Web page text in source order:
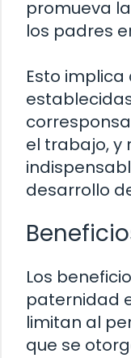
promueva
los padres
Esto
el trabajo, y
desarrollo
Los
paternidad
limitan al
que se